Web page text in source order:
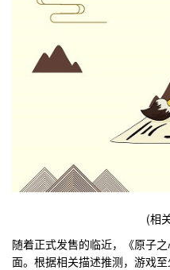
(相
随着正式发售的临近，《原子
面。根据相关描述推测，游戏至